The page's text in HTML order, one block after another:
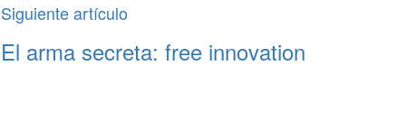
Siguiente artículo
El arma secreta: free innovation